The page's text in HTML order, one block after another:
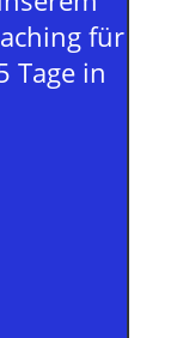
für
Tage in